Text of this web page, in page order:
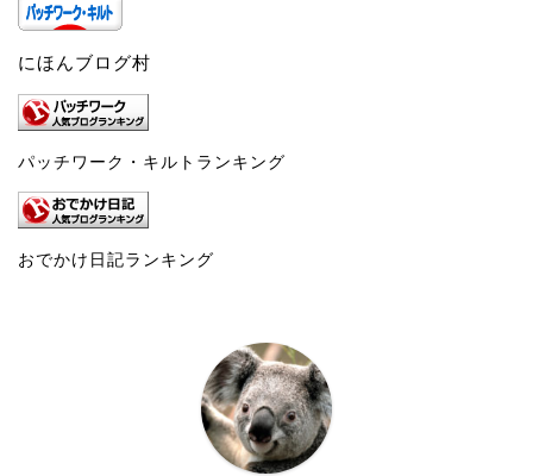
にほんブログ村
パッチワーク・キルトランキング
おでかけ日記ランキング